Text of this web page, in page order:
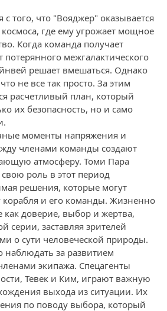
с того, что "Вояджер" оказывается
где ему угрожает мощное
Когда команда получает
межгалактического
решает вмешаться. Однако
не все так просто. За этим
расчетливый план, который
их безопасность, но и само
моменты напряжения и
членами команды создают
атмосферу. Томи Пара
роль в этот период
решения, которые могут
корабля и его команды. Жизненно
доверие, выбор и жертва,
серии, заставляя зрителей
о сути человеческой природы.
наблюдать за развитием
экипажа. Спецагенты
Тевек и Ким, играют важную
выхода из ситуации. Их
по поводу выбора, который